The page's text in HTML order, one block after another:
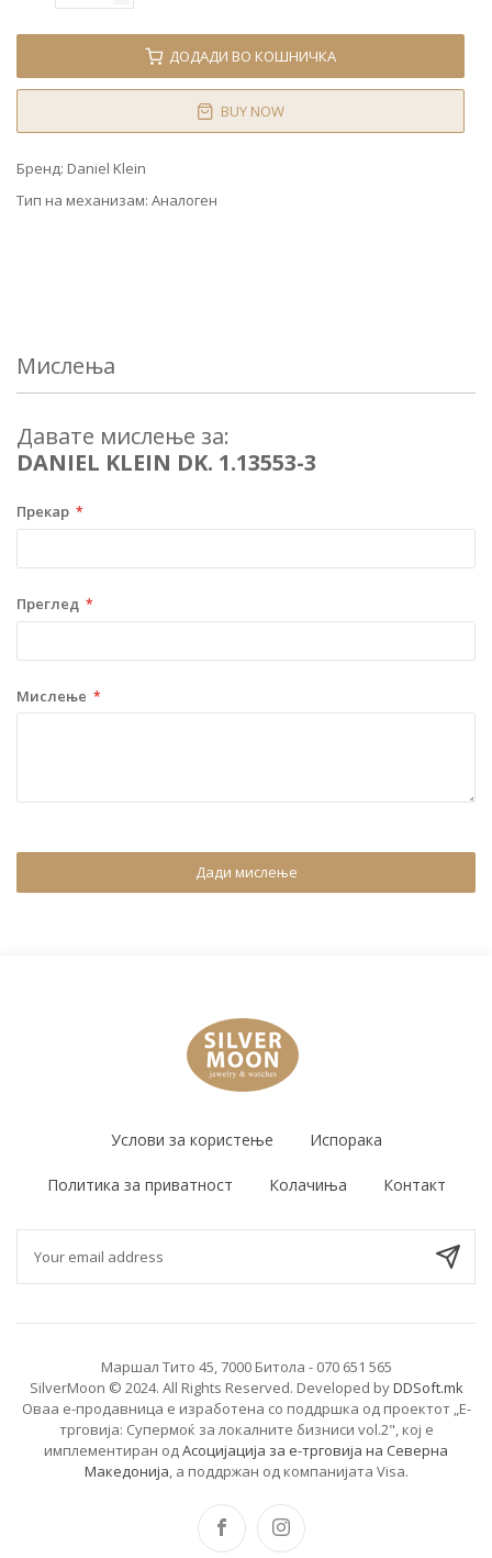
ДОДАДИ ВО КОШНИЧКА
BUY NOW
Бренд: Daniel Klein
Тип на механизам: Аналоген
Мислења
Давате мислење за:
DANIEL KLEIN DK. 1.13553-3
Прекар
Преглед
Мислење
Дади мислење
Услови за користење Испорака
Политика за приватност Колачиња Контакт
Маршал Тито 45, 7000 Битола - 070 651 565
SilverMoon © 2024. All Rights Reserved. Developed byDDSoft.mk
Оваа е-продавница е изработена со поддршка од проектот „Е-
трговија: Супермоќ за локалните бизниси vol.2", кој е
имплементиран одАсоцијација за е-трговија на Северна
Македонија, а поддржан од компанијата Visa.